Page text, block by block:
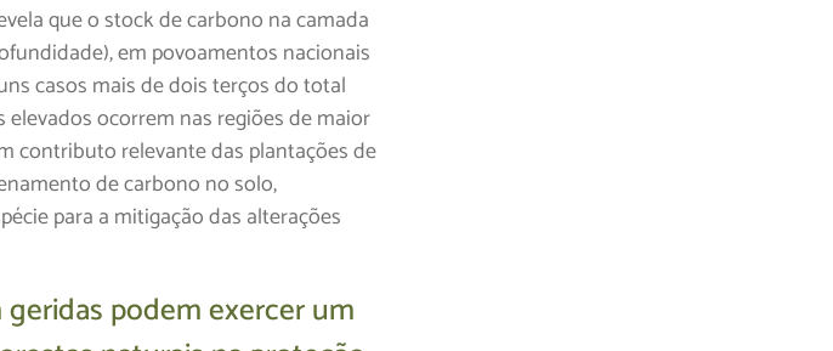
que o stock de carbono na camada
em povoamentos nacionais
casos mais de dois terços do total
ocorrem nas regiões de maior
contributo relevante das plantações de
de carbono no solo,
para a mitigação das alterações
podem exercer um